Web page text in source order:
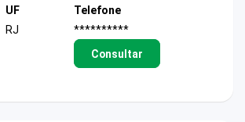
UF
RJ
Telefone
**********
Consultar